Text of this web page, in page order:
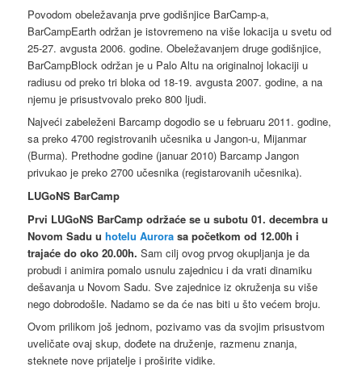
Povodom obeležavanja prve godišnjice BarCamp-a,
BarCampEarth održan je istovremeno na više lokacija u svetu od
25-27. avgusta 2006. godine. Obeležavanjem druge godišnjice,
BarCampBlock održan je u Palo Altu na originalnoj lokaciji u
radiusu od preko tri bloka od 18-19. avgusta 2007. godine, a na
njemu je prisustvovalo preko 800 ljudi.
Najveći zabeleženi Barcamp dogodio se u februaru 2011. godine,
sa preko 4700 registrovanih učesnika u Jangon-u, Mijanmar
(Burma). Prethodne godine (januar 2010) Barcamp Jangon
privukao je preko 2700 učesnika (registarovanih učesnika).
LUGoNS BarCamp
Prvi LUGoNS BarCamp održaće se u subotu 01. decembra u
Novom Sadu uhotelu Aurora sa početkom od 12.00h i
trajaće do oko 20.00h. Sam cilj ovog prvog okupljanja je da
probudi i animira pomalo usnulu zajednicu i da vrati dinamiku
dešavanja u Novom Sadu. Sve zajednice iz okruženja su više
nego dobrodošle. Nadamo se da će nas biti u što većem broju.
Ovom prilikom još jednom, pozivamo vas da svojim prisustvom
uveličate ovaj skup, dođete na druženje, razmenu znanja,
steknete nove prijatelje i proširite vidike.